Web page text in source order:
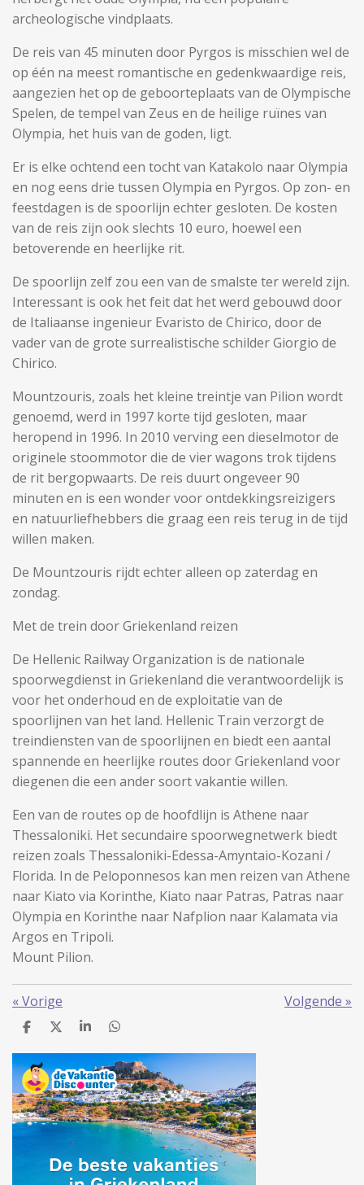
archeologische vindplaats.
De reis van 45 minuten door Pyrgos is misschien wel de
op één na meest romantische en gedenkwaardige reis,
aangezien het op de geboorteplaats van de Olympische
Spelen, de tempel van Zeus en de heilige ruïnes van
Olympia, het huis van de goden, ligt.
Er is elke ochtend een tocht van Katakolo naar Olympia
en nog eens drie tussen Olympia en Pyrgos. Op zon- en
feestdagen is de spoorlijn echter gesloten. De kosten
van de reis zijn ook slechts 10 euro, hoewel een
betoverende en heerlijke rit.
De spoorlijn zelf zou een van de smalste ter wereld zijn.
Interessant is ook het feit dat het werd gebouwd door
de Italiaanse ingenieur Evaristo de Chirico, door de
vader van de grote surrealistische schilder Giorgio de
Chirico.
Mountzouris, zoals het kleine treintje van Pilion wordt
genoemd, werd in 1997 korte tijd gesloten, maar
heropend in 1996. In 2010 verving een dieselmotor de
originele stoommotor die de vier wagons trok tijdens
de rit bergopwaarts. De reis duurt ongeveer 90
minuten en is een wonder voor ontdekkingsreizigers
en natuurliefhebbers die graag een reis terug in de tijd
willen maken.
De Mountzouris rijdt echter alleen op zaterdag en
zondag.
Met de trein door Griekenland reizen
De Hellenic Railway Organization is de nationale
spoorwegdienst in Griekenland die verantwoordelijk is
voor het onderhoud en de exploitatie van de
spoorlijnen van het land. Hellenic Train verzorgt de
treindiensten van de spoorlijnen en biedt een aantal
spannende en heerlijke routes door Griekenland voor
diegenen die een ander soort vakantie willen.
Een van de routes op de hoofdlijn is Athene naar
Thessaloniki. Het secundaire spoorwegnetwerk biedt
reizen zoals Thessaloniki-Edessa-Amyntaio-Kozani /
Florida. In de Peloponnesos kan men reizen van Athene
naar Kiato via Korinthe, Kiato naar Patras, Patras naar
Olympia en Korinthe naar Nafplion naar Kalamata via
Argos en Tripoli.
Mount Pilion.
«Vorige Volgende »
D
l
e
n
D
e
l
S
a
r
e
D
l
e
n